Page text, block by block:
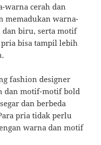
warna cerah dan
memadukan warna-
biru, serta motif
bisa tampil lebih
fashion designer
dan motif-motif bold
dan berbeda
pria tidak perlu
warna dan motif